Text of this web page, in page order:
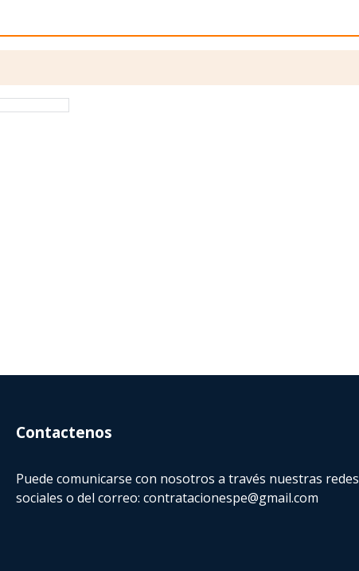
Contactenos
Puede comunicarse con nosotros a través nuestras redes
sociales o del correo:contratacionespe@gmail.com